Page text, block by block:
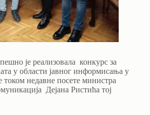
је реализовала конкурс за
у области јавног информисања у
током недавне посете министра
Дејана Ристића тој